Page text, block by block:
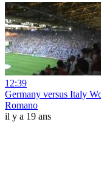
12:39
Germany versus Italy
Romano
il y a 19 ans